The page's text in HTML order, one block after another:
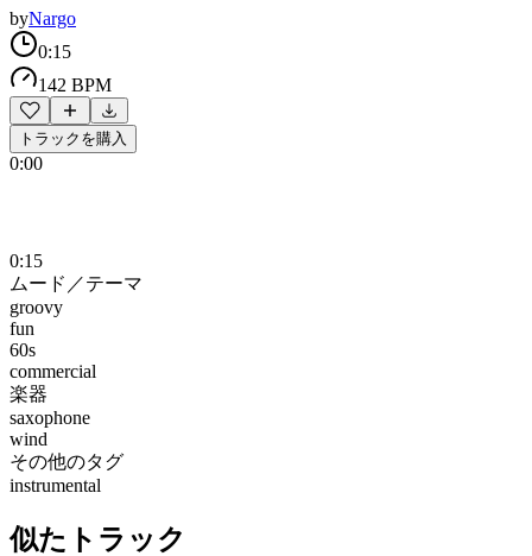
byNargo
0:15
142 BPM
トラックを購入
0:00
0:15
ムード／テーマ
groovy
fun
60s
commercial
楽器
saxophone
wind
その他のタグ
instrumental
似たトラック